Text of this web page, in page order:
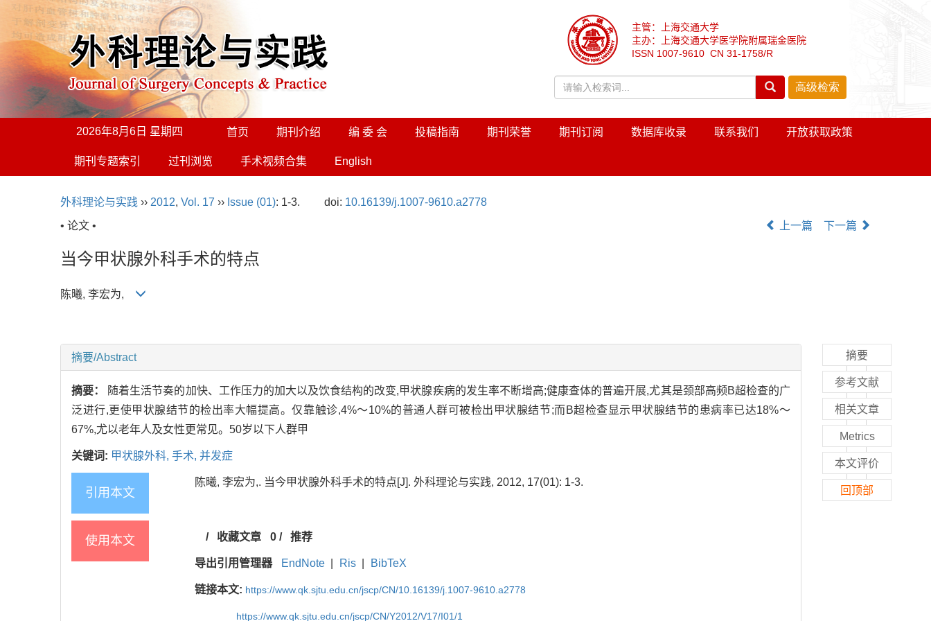
主管：上海交通大学
主办：上海交通大学医学院附属瑞金医院
ISSN 1007-9610 CN 31-1758/R
2026年8月6日 星期四 首页 期刊介绍 编 委 会 投稿指南 期刊荣誉 期刊订阅 数据库收录 联系我们 开放获取政策
期刊专题索引 过刊浏览 手术视频合集 English
外科理论与实践 ›› 2012, Vol. 17 ›› Issue (01): 1-3. doi: 10.16139/j.1007-9610.a2778
• 论文 •
上一篇 下一篇
当今甲状腺外科手术的特点
陈曦, 李宏为,
摘要/Abstract
摘要：
随着生活节奏的加快、工作压力的加大以及饮食结构的改变,甲状腺疾病的发生率不断增高;健康查体的普遍开展,尤其是颈部高频B超检查的广
泛进行,更使甲状腺结节的检出率大幅提高。仅靠触诊,4%～10%的普通人群可被检出甲状腺结节;而B超检查显示甲状腺结节的患病率已达18%～
67%,尤以老年人及女性更常见。50岁以下人群甲
关键词: 甲状腺外科, 手术, 并发症
引用本文
陈曦, 李宏为,. 当今甲状腺外科手术的特点[J]. 外科理论与实践, 2012, 17(01): 1-3.
使用本文 / 收藏文章 0/ 推荐
导出引用管理器 EndNote Ris BibTeX
链接本文: https://www.qk.sjtu.edu.cn/jscp/CN/10.16139/j.1007-9610.a2778
https://www.qk.sjtu.edu.cn/jscp/CN/Y2012/V17/I01/1
摘要
参考文献
相关文章
Metrics
本文评价
回顶部